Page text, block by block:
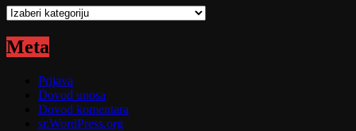
Kategorije
Meta
Prijava
Dovod unosa
Dovod komentara
sr.WordPress.org